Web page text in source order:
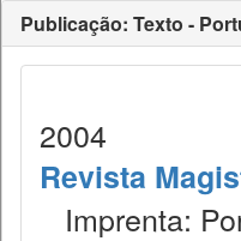
Publicação: Texto -
2004
Revista
Imprenta: